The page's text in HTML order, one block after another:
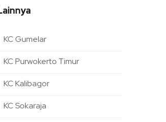
KC Gumelar
KC Purwokerto Timur
KC Kalibagor
KC Sokaraja